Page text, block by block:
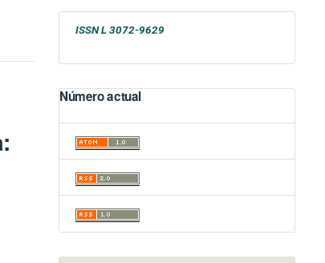
ISSN L 3072-9629
Número actual